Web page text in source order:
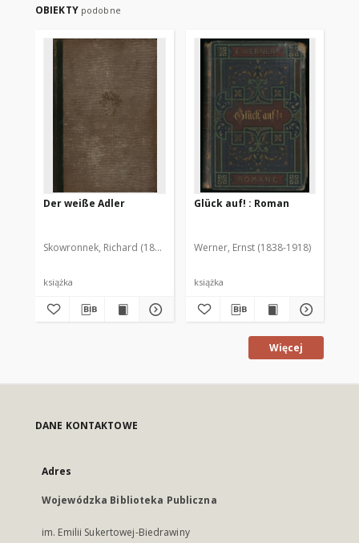
OBIEKTY podobne
Der weiße Adler
Skowronnek, Richard (1832-1932)
książka
Glück auf! : Roman
Werner, Ernst (1838-1918)
książka
Więcej
DANE KONTAKTOWE
Adres
Wojewódzka Biblioteka Publiczna
im. Emilii Sukertowej-Biedrawiny